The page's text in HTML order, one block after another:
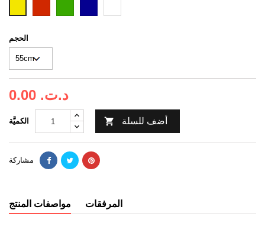
Tun
الحجم
0.00 د.ت.‏
الكميَّة  أضف للسلة
مشاركة
مواصفات المنتج المرفقات